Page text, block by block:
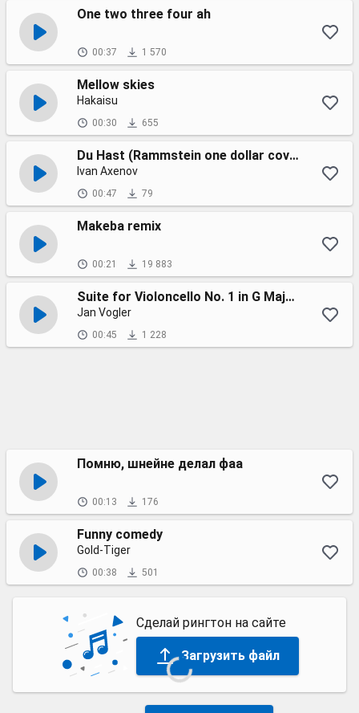
One two three four ah
00:37 1 570
Mellow skies
Hakaisu
00:30 655
Du Hast (Rammstein one dollar cover)
Ivan Axenov
00:47 79
Makeba remix
00:21 19 883
Suite for Violoncello No. 1 in G Major, BWV 1007: I. Prélude
Jan Vogler
00:45 1 228
Помню, шнейне делал фаа
00:13 176
Funny comedy
Gold-Tiger
00:38 501
Сделай рингтон на сайте
Загрузить файл